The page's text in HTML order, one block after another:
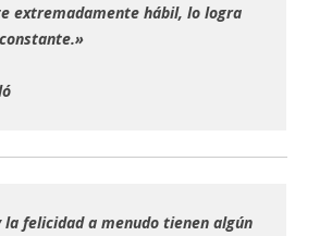
extremadamente hábil, lo logra
la felicidad a menudo tienen algún